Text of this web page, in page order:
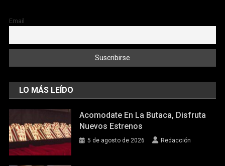
Email
LO MÁS LEÍDO
Acomodate En La Butaca, Disfruta
Nuevos Estrenos
5 de agosto de 2026 Redacción